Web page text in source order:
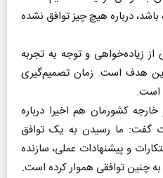
درباره هیچ چیز توافق نشده
از زیاده‌خواهی و توجه به تجربه
هدف است. زمان تصمیم‌گیری
است.
خارجه کشورمان هم اخیرا درباره
گفت: ما رسیدن به یک توافق
و پیشنهادات عملی، سازنده
چنین توافقی هموار کرده است.